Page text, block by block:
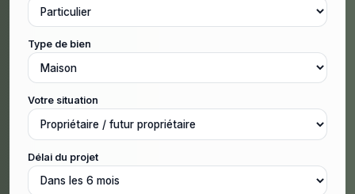
Type de bien
Votre situation
Délai du projet